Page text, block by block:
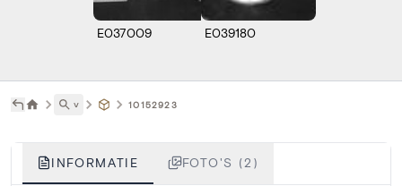
E037009 E039180
˅ 10152923
INFORMATIE FOTO'S (2)